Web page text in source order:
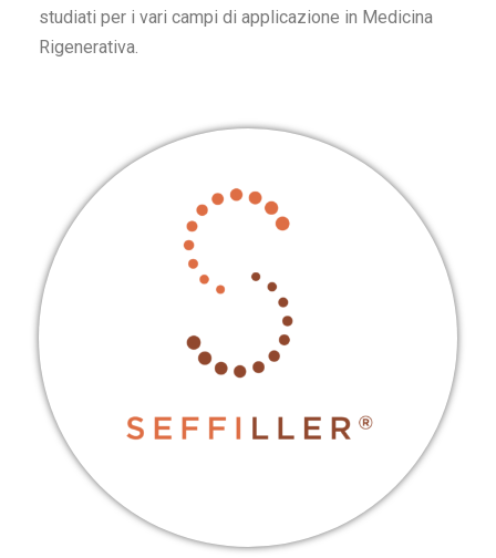
studiati per i vari campi di applicazione in Medicina
Rigenerativa.